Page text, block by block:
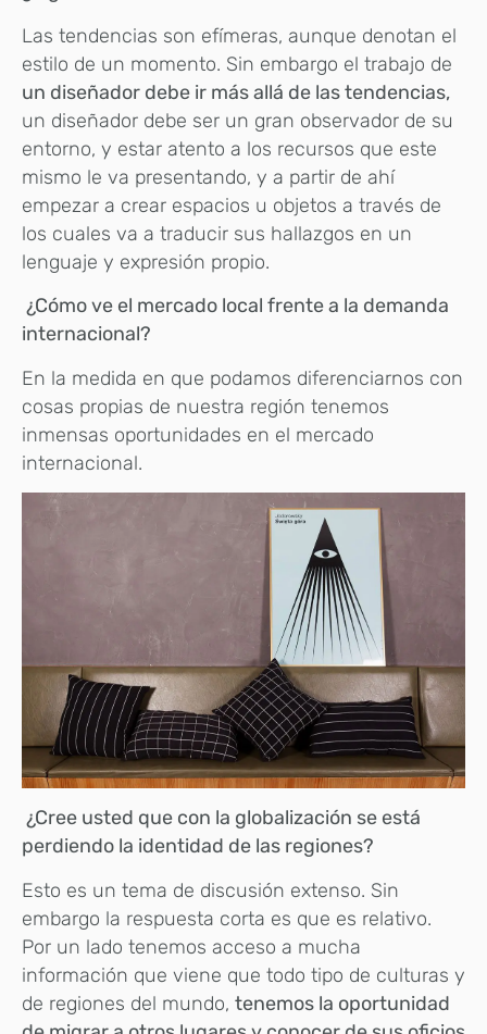
Las tendencias son efímeras, aunque denotan el
estilo de un momento. Sin embargo el trabajo de
un diseñador debe ir más allá de las tendencias,
un diseñador debe ser un gran observador de su
entorno, y estar atento a los recursos que este
mismo le va presentando, y a partir de ahí
empezar a crear espacios u objetos a través de
los cuales va a traducir sus hallazgos en un
lenguaje y expresión propio.
¿Cómo ve el mercado local frente a la demanda
internacional?
En la medida en que podamos diferenciarnos con
cosas propias de nuestra región tenemos
inmensas oportunidades en el mercado
internacional.
¿Cree usted que con la globalización se está
perdiendo la identidad de las regiones?
Esto es un tema de discusión extenso. Sin
embargo la respuesta corta es que es relativo.
Por un lado tenemos acceso a mucha
información que viene que todo tipo de culturas y
de regiones del mundo, tenemos la oportunidad